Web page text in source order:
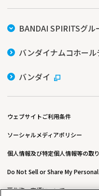
BANDAI SPIRITSグル
バンダイナムコホール
バンダイ
ウェブサイトご利用条件
ソーシャルメディアポリシー
個人情報及び特定個人情報等の取
Do Not Sell or Share My
著作権・商標について